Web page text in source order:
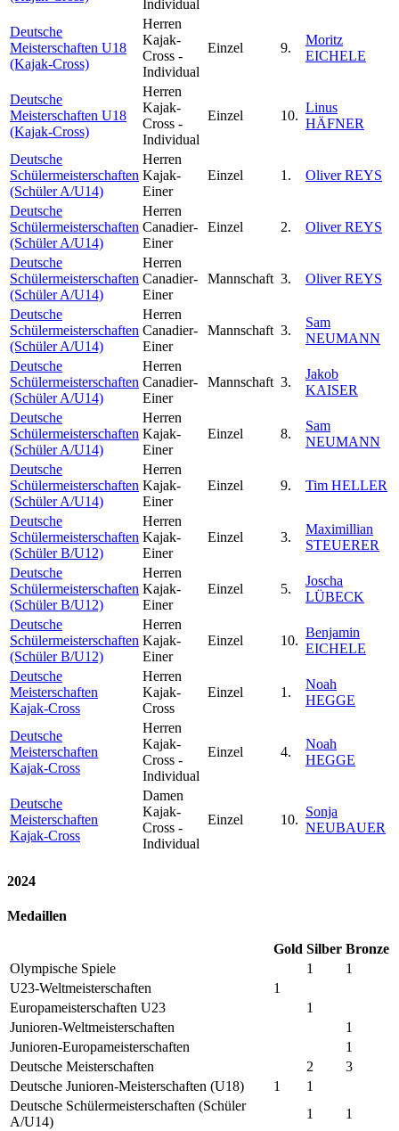
Individual
Deutsche
Meisterschaften U18
(Kajak-Cross)
Herren
Kajak-
Cross -
Individual
Einzel 9.
Moritz
EICHELE
Deutsche
Meisterschaften U18
(Kajak-Cross)
Herren
Kajak-
Cross -
Individual
Einzel 10.
Linus
HÄFNER
Deutsche
Schülermeisterschaften
(Schüler A/U14)
Herren
Kajak-
Einer
Einzel 1. Oliver REYS
Deutsche
Schülermeisterschaften
(Schüler A/U14)
Herren
Canadier-
Einer
Einzel 2. Oliver REYS
Deutsche
Schülermeisterschaften
(Schüler A/U14)
Herren
Canadier-
Einer
Mannschaft 3. Oliver REYS
Deutsche
Schülermeisterschaften
(Schüler A/U14)
Herren
Canadier-
Einer
Mannschaft 3.
Sam
NEUMANN
Deutsche
Schülermeisterschaften
(Schüler A/U14)
Herren
Canadier-
Einer
Mannschaft 3.
Jakob
KAISER
Deutsche
Schülermeisterschaften
(Schüler A/U14)
Herren
Kajak-
Einer
Einzel 8.
Sam
NEUMANN
Deutsche
Schülermeisterschaften
(Schüler A/U14)
Herren
Kajak-
Einer
Einzel 9. Tim HELLER
Deutsche
Schülermeisterschaften
(Schüler B/U12)
Herren
Kajak-
Einer
Einzel 3.
Maximillian
STEUERER
Deutsche
Schülermeisterschaften
(Schüler B/U12)
Herren
Kajak-
Einer
Einzel 5.
Joscha
LÜBECK
Deutsche
Schülermeisterschaften
(Schüler B/U12)
Herren
Kajak-
Einer
Einzel 10.
Benjamin
EICHELE
Deutsche
Meisterschaften
Kajak-Cross
Herren
Kajak-
Cross
Einzel 1.
Noah
HEGGE
Deutsche
Meisterschaften
Kajak-Cross
Herren
Kajak-
Cross -
Individual
Einzel 4.
Noah
HEGGE
Deutsche
Meisterschaften
Kajak-Cross
Damen
Kajak-
Cross -
Individual
Einzel 10.
Sonja
NEUBAUER
2024
Medaillen
Gold Silber Bronze
Olympische Spiele
1
1
U23-Weltmeisterschaften
1
Europameisterschaften U23
1
Junioren-Weltmeisterschaften
1
Junioren-Europameisterschaften
1
Deutsche Meisterschaften
2
3
Deutsche Junioren-Meisterschaften (U18)
1
1
Deutsche Schülermeisterschaften (Schüler
A/U14)
1
1